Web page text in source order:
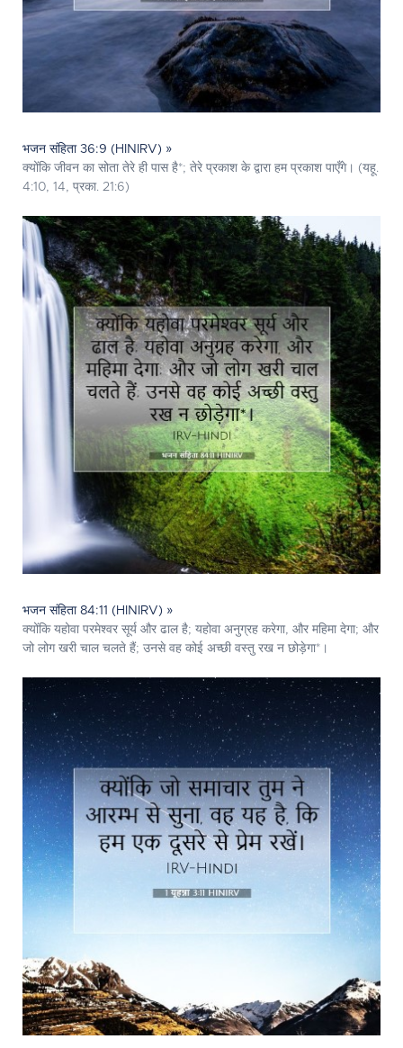
भजन संहिता 36:9 (HINIRV) »
क्योंकि जीवन का सोता तेरे ही पास है*; तेरे प्रकाश के द्वारा हम प्रकाश पाएँगे। (यहू.
4:10, 14, प्रका. 21:6)
भजन संहिता 84:11 (HINIRV) »
क्योंकि यहोवा परमेश्‍वर सूर्य और ढाल है; यहोवा अनुग्रह करेगा, और महिमा देगा; और
जो लोग खरी चाल चलते हैं; उनसे वह कोई अच्छी वस्तु रख न छोड़ेगा*।